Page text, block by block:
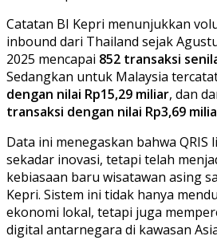
Catatan BI Kepri menunjukkan
inbound dari Thailand sejak
2025 mencapai 852 transaksi
Sedangkan untuk Malaysia
dengan nilai Rp15,29 miliar, dan
transaksi dengan nilai Rp3,69
Data ini menegaskan bahwa QRIS
sekadar inovasi, tetapi telah
kebiasaan baru wisatawan asing
Kepri. Sistem ini tidak hanya
ekonomi lokal, tetapi juga
digital antarnegara di kawasan